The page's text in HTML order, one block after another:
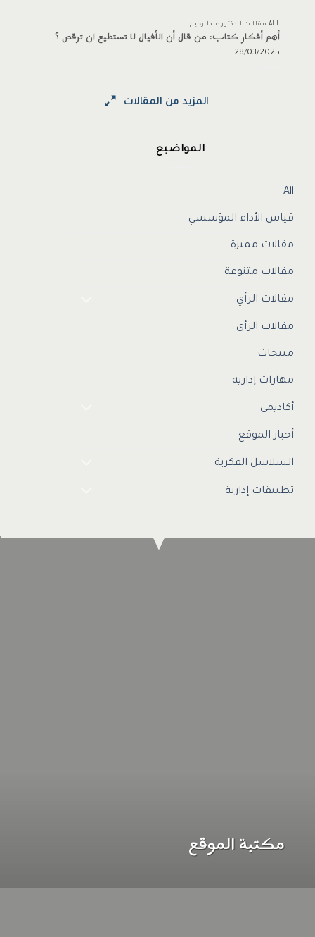
ALL مقالات الدكتور عبدالرحيم
أهم أفكار كتاب: من قال أن الأفيال لا تستطيع ان ترقص ؟
28/03/2025
المزيد من المقالات
المواضيع
All
قياس الأداء المؤسسي
مقالات مميزة
مقالات متنوعة
مقالات الرأي
مقالات الرأي
منتجات
مهارات إدارية
أكاديمي
أخبار الموقع
السلاسل الفكرية
تطبيقات إدارية
مكتبة الموقع